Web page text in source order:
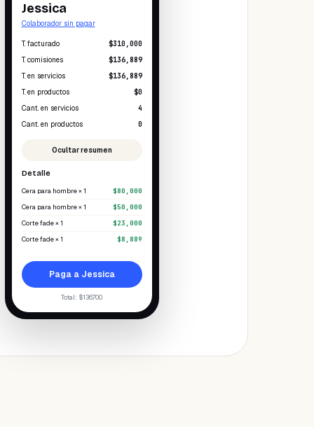
Jessica
Colaborador sin pagar
T. facturado
$310,000
T. comisiones
$136,889
T. en servicios
$136,889
T. en productos
$0
Cant. en servicios
4
Cant. en productos
0
Ocultar resumen
Detalle
Cera para hombre × 1
$80,000
Cera para hombre × 1
$50,000
Corte fade × 1
$23,000
Corte fade × 1
$8,889
Paga a Jessica
Total: $136.700